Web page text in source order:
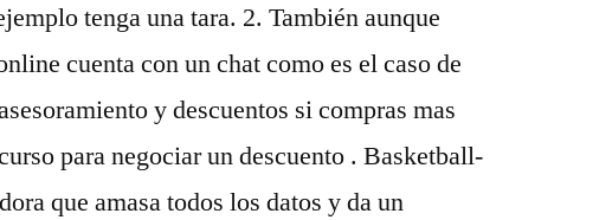
tenga una tara. 2. También aunque
cuenta con un chat como es el caso de
y descuentos si compras mas
para negociar un descuento . Basketball-
que amasa todos los datos y da un